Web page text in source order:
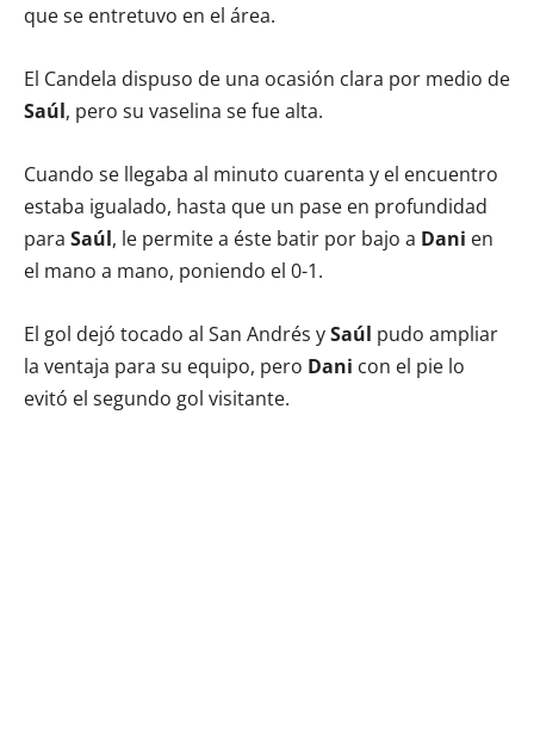
que se entretuvo en el área.
El Candela dispuso de una ocasión clara por medio de
Saúl, pero su vaselina se fue alta.
Cuando se llegaba al minuto cuarenta y el encuentro
estaba igualado, hasta que un pase en profundidad
para Saúl, le permite a éste batir por bajo a Dani en
el mano a mano, poniendo el 0-1.
El gol dejó tocado al San Andrés ySaúl pudo ampliar
la ventaja para su equipo, pero Dani con el pie lo
evitó el segundo gol visitante.